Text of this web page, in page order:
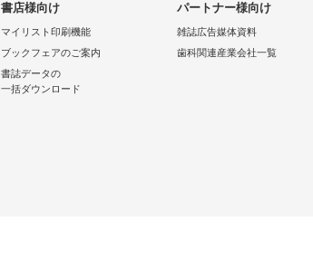
書店様向け
マイリスト印刷機能
ブックフェアのご案内
書誌データの
一括ダウンロード
パートナー様向け
雑誌広告媒体資料
歯科関連産業会社一覧